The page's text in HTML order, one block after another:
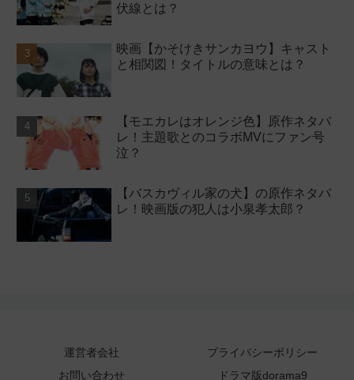
伏線とは？
映画【かそけきサンカヨウ】キャスト
と相関図！タイトルの意味とは？
【モエカレはオレンジ色】原作ネタバ
レ！主題歌とのコラボMVにファン号
泣？
【バスカヴィル家の犬】の原作ネタバ
レ！映画版の犯人は小泉孝太郎？
運営者会社
プライバシーポリシー
お問い合わせ
ドラマ版dorama9